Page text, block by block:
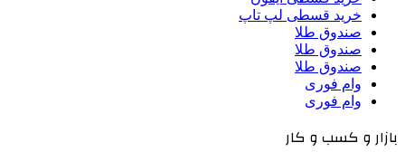
خرید قسطی لپ تاپ
صندوق طلا
صندوق طلا
صندوق طلا
وام فوری
وام فوری
بازار و کسب و کار